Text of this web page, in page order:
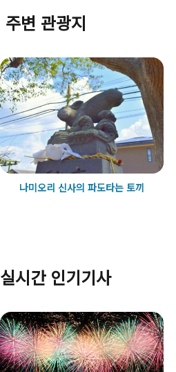
주변 관광지
나미오리 신사의 파도타는 토끼
실시간 인기기사